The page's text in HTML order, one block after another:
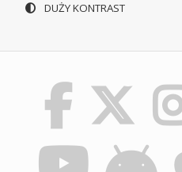
DUŻY KONTRAST